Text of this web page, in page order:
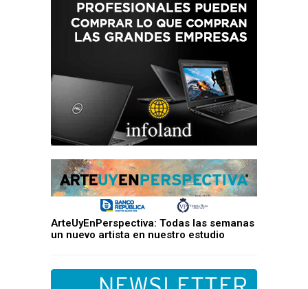
ArteUyEnPerspectiva: Todas las semanas
un nuevo artista en nuestro estudio